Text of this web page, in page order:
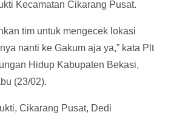
Kecamatan Cikarang Pusat.
tim untuk mengecek lokasi
nanti ke Gakum aja ya,” kata Plt
Hidup Kabupaten Bekasi,
(23/02).
Cikarang Pusat, Dedi